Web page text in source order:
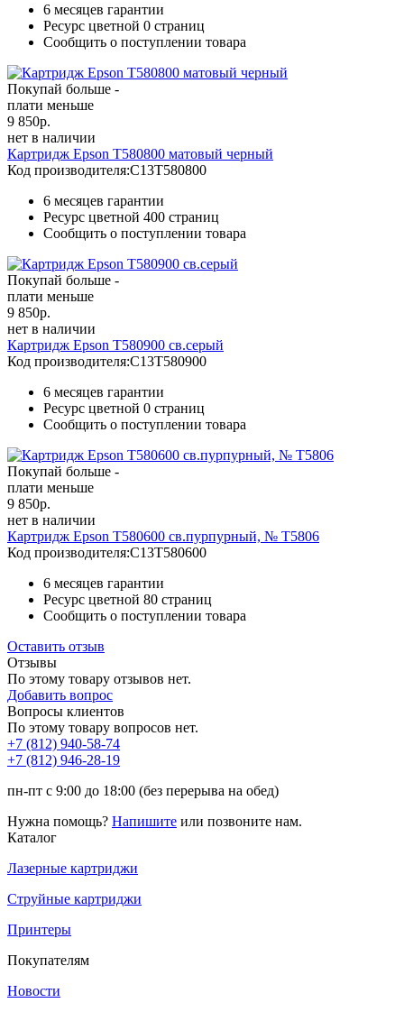
6 месяцев гарантии
Ресурс цветной 0 страниц
Сообщить о поступлении товара
Покупай больше -
плати меньше
9 850р.
нет в наличии
Картридж Epson T580800 матовый черный
Код производителя:C13T580800
6 месяцев гарантии
Ресурс цветной 400 страниц
Сообщить о поступлении товара
Покупай больше -
плати меньше
9 850р.
нет в наличии
Картридж Epson T580900 св.серый
Код производителя:C13T580900
6 месяцев гарантии
Ресурс цветной 0 страниц
Сообщить о поступлении товара
Покупай больше -
плати меньше
9 850р.
нет в наличии
Картридж Epson T580600 св.пурпурный, № T5806
Код производителя:C13T580600
6 месяцев гарантии
Ресурс цветной 80 страниц
Сообщить о поступлении товара
Оставить отзыв
Отзывы
По этому товару отзывов нет.
Добавить вопрос
Вопросы клиентов
По этому товару вопросов нет.
+7 (812) 940-58-74
+7 (812) 946-28-19
пн-пт с 9:00 до 18:00 (без перерыва на обед)
Нужна помощь? Напишите или позвоните нам.
Каталог
Лазерные картриджи
Струйные картриджи
Принтеры
Покупателям
Новости